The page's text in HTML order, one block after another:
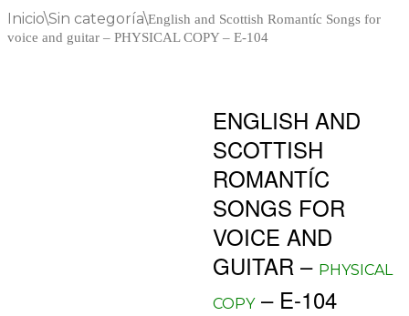
Inicio\Sin categoría\English and Scottish Romantíc Songs for
voice and guitar – PHYSICAL COPY – E-104
ENGLISH AND
SCOTTISH
ROMANTÍC
SONGS FOR
VOICE AND
GUITAR – PHYSICAL
COPY– E-104